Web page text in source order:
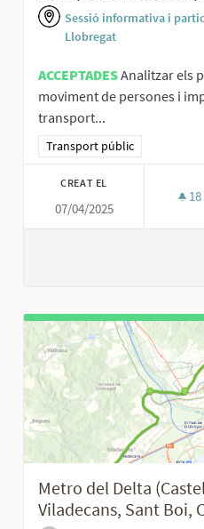
Sessió informativa i
Llobregat
ACCEPTADESAnalitzar els
moviment de persones i
transport...
Resultats al filtrar per la
Transport públic
CREAT EL
07/04/2025
18
Metro del Delta
Viladecans, Sant Boi,